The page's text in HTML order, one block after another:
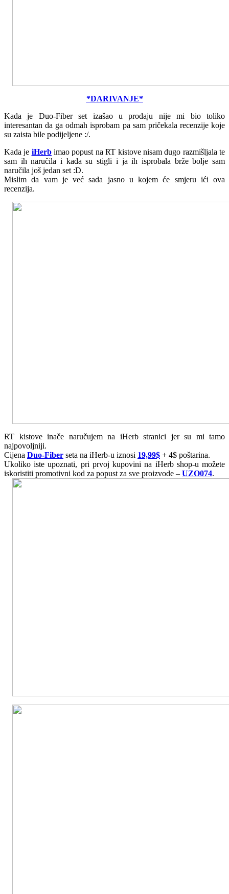
*DARIVANJE*
Kada je Duo-Fiber set izašao u prodaju nije mi bio toliko
interesantan da ga odmah isprobam pa sam pričekala recenzije koje
su zaista bile podijeljene :/.
Kada je iHerbimao popust na RT kistove nisam dugo razmišljala te
sam ih naručila i kada su stigli i ja ih isprobala brže bolje sam
naručila još jedan set :D.
Mislim da vam je već sada jasno u kojem će smjeru ići ova
recenzija.
RT kistove inače naručujem na iHerb stranici jer su mi tamo
najpovoljniji.
Cijena Duo-Fiber seta na iHerb-u iznosi 19,99$ + 4$ poštarina.
Ukoliko iste upoznati, pri prvoj kupovini na iHerb shop-u možete
iskoristiti promotivni kod za popust za sve proizvode – UZO074.